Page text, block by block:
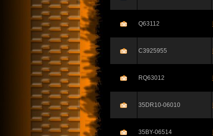
Q63112
C3925955
RQ63012
35DR10-06010
35BY-06514